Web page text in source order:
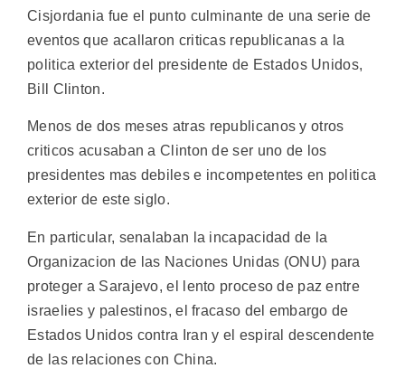
Cisjordania fue el punto culminante de una serie de
eventos que acallaron criticas republicanas a la
politica exterior del presidente de Estados Unidos,
Bill Clinton.
Menos de dos meses atras republicanos y otros
criticos acusaban a Clinton de ser uno de los
presidentes mas debiles e incompetentes en politica
exterior de este siglo.
En particular, senalaban la incapacidad de la
Organizacion de las Naciones Unidas (ONU) para
proteger a Sarajevo, el lento proceso de paz entre
israelies y palestinos, el fracaso del embargo de
Estados Unidos contra Iran y el espiral descendente
de las relaciones con China.